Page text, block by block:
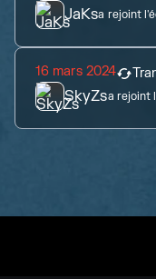
JaKsa rejoint
16 mars 2024
SkyZsa rejoint